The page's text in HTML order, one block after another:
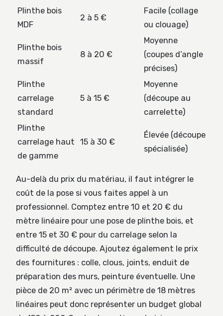
Plinthe bois
MDF
2 à 5 €
Facile (collage
ou clouage)
Plinthe bois
massif
8 à 20 €
Moyenne
(coupes d’angle
précises)
Plinthe
carrelage
standard
5 à 15 €
Moyenne
(découpe au
carrelette)
Plinthe
carrelage haut
de gamme
15 à 30 €
Élevée (découpe
spécialisée)
Au-delà du prix du matériau, il faut intégrer le
coût de la pose si vous faites appel à un
professionnel. Comptez entre 10 et 20 € du
mètre linéaire pour une pose de plinthe bois, et
entre 15 et 30 € pour du carrelage selon la
difficulté de découpe. Ajoutez également le prix
des fournitures : colle, clous, joints, enduit de
préparation des murs, peinture éventuelle. Une
pièce de 20 m² avec un périmètre de 18 mètres
linéaires peut donc représenter un budget global